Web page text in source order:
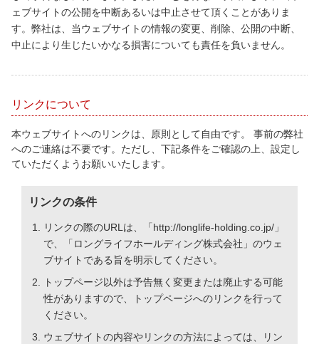
ェブサイトの公開を中断あるいは中止させて頂くことがありま
す。弊社は、当ウェブサイトの情報の変更、削除、公開の中断、
中止により生じたいかなる損害についても責任を負いません。
リンクについて
本ウェブサイトへのリンクは、原則として自由です。 事前の弊社
へのご連絡は不要です。ただし、下記条件をご確認の上、設定し
ていただくようお願いいたします。
リンクの条件
リンクの際のURLは、「http://longlife-holding.co.jp/」
で、「ロングライフホールディング株式会社」のウェ
ブサイトである旨を明示してください。
トップページ以外は予告無く変更または廃止する可能
性がありますので、トップページへのリンクを行って
ください。
ウェブサイトの内容やリンクの方法によっては、リン